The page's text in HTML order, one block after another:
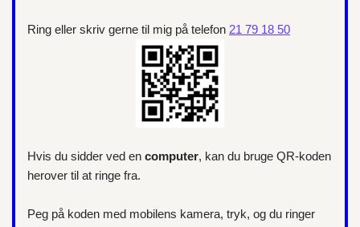
Ring eller skriv gerne til mig på telefon 21 79 18 50
Hvis du sidder ved en computer, kan du bruge QR-koden
herover til at ringe fra.
Peg på koden med mobilens kamera, tryk, og du ringer